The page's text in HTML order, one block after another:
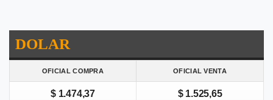
DOLAR
OFICIAL COMPRA OFICIAL VENTA
$ 1.474,37 $ 1.525,65